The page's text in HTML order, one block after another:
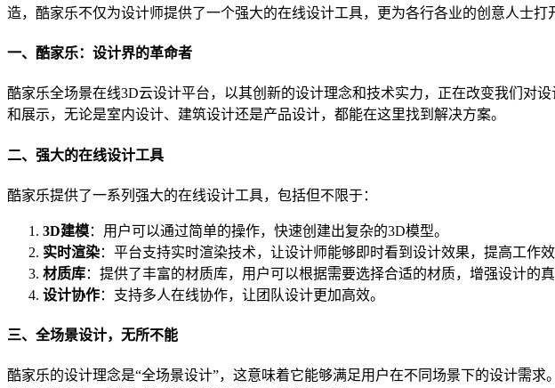
造，酷家乐不仅为设计师提供了一个强大的在线设计工具，更为各行各业的创意人士打
一、酷家乐：设计界的革命者
酷家乐全场景在线3D云设计平台，以其创新的设计理念和技术实力，正在改变我们对
和展示，无论是室内设计、建筑设计还是产品设计，都能在这里找到解决方案。
二、强大的在线设计工具
酷家乐提供了一系列强大的在线设计工具，包括但不限于：
3D建模：用户可以通过简单的操作，快速创建出复杂的3D模型。
实时渲染：平台支持实时渲染技术，让设计师能够即时看到设计效果，提高工作效
材质库：提供了丰富的材质库，用户可以根据需要选择合适的材质，增强设计的真
设计协作：支持多人在线协作，让团队设计更加高效。
三、全场景设计，无所不能
酷家乐的设计理念是“全场景设计”，这意味着它能够满足用户在不同场景下的设计需